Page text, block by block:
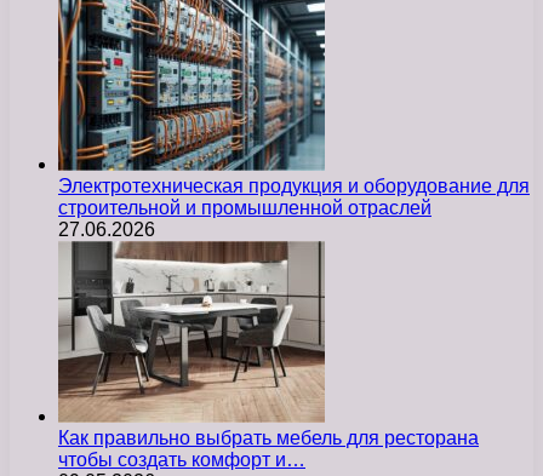
Электротехническая продукция и оборудование для
строительной и промышленной отраслей
27.06.2026
Как правильно выбрать мебель для ресторана
чтобы создать комфорт и…